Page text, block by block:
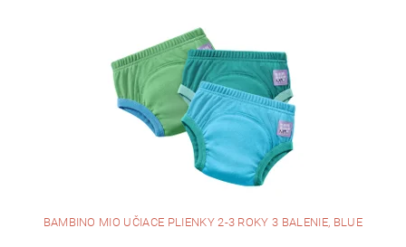
BAMBINO MIO UČIACE PLIENKY 2-3 ROKY 3 BALENIE, BLUE